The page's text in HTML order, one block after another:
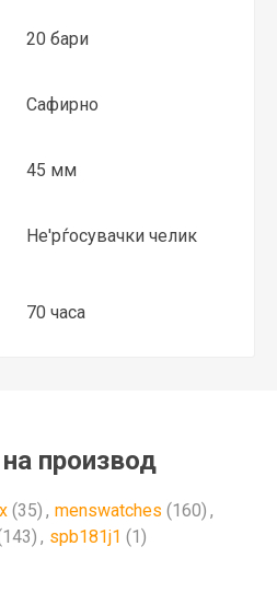
20 бари
Сафирно
45 мм
Не'рѓосувачки челик
70 часа
производ
(35) , menswatches (160) ,
, spb181j1 (1)